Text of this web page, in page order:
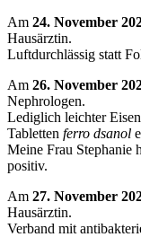
Am 24. November
Hausärztin.
Luftdurchlässig statt
Am 26. November
Nephrologen.
Lediglich leichter
Tabletten ferro dsanol
Meine Frau Stephanie
positiv.
Am 27. November
Hausärztin.
Verband mit